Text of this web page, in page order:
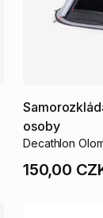
osoby
Decathlon
150,00